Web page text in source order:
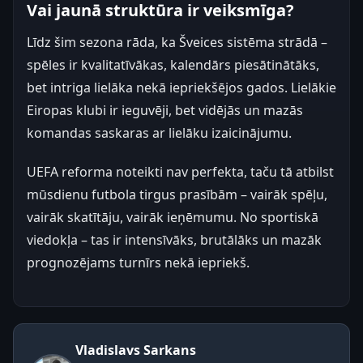
Vai jaunā struktūra ir veiksmīga?
Līdz šim sezona rāda, ka Šveices sistēma strādā –
spēles ir kvalitatīvākas, kalendārs piesātinātāks,
bet intriga lielāka nekā iepriekšējos gados. Lielākie
Eiropas klubi ir ieguvēji, bet vidējās un mazās
komandas saskaras ar lielāku izaicinājumu.
UEFA reforma noteikti nav perfekta, taču tā atbilst
mūsdienu futbola tirgus prasībām – vairāk spēļu,
vairāk skatītāju, vairāk ieņēmumu. No sportiskā
viedokļa – tas ir intensīvāks, brutālāks un mazāk
prognozējams turnīrs nekā iepriekš.
Vladislavs Sarkans